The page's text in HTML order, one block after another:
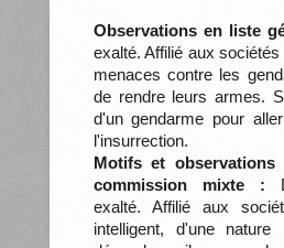
Observations en liste
exalté. Affilié aux
menaces contre les
de rendre leurs armes.
d'un gendarme pour
l'insurrection.
Motifs et observations
commission mixte :
exalté. Affilié aux
intelligent, d'une